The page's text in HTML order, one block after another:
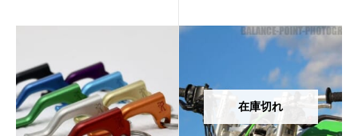
在庫切れ